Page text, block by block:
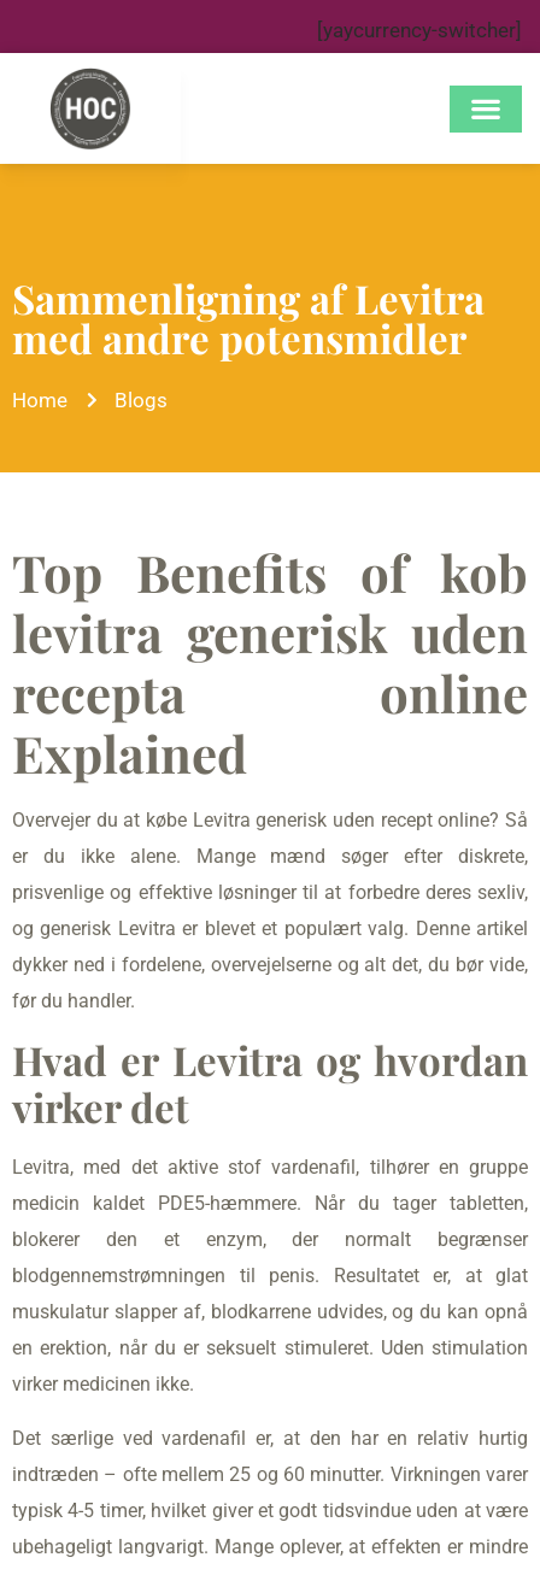
[yaycurrency-switcher]
Sammenligning af Levitra
med andre potensmidler
Home Blogs
Top Benefits of kob
levitra generisk uden
recepta online
Explained
Overvejer du at købe Levitra generisk uden recept online? Så
er du ikke alene. Mange mænd søger efter diskrete,
prisvenlige og effektive løsninger til at forbedre deres sexliv,
og generisk Levitra er blevet et populært valg. Denne artikel
dykker ned i fordelene, overvejelserne og alt det, du bør vide,
før du handler.
Hvad er Levitra og hvordan
virker det
Levitra, med det aktive stof vardenafil, tilhører en gruppe
medicin kaldet PDE5-hæmmere. Når du tager tabletten,
blokerer den et enzym, der normalt begrænser
blodgennemstrømningen til penis. Resultatet er, at glat
muskulatur slapper af, blodkarrene udvides, og du kan opnå
en erektion, når du er seksuelt stimuleret. Uden stimulation
virker medicinen ikke.
Det særlige ved vardenafil er, at den har en relativ hurtig
indtræden – ofte mellem 25 og 60 minutter. Virkningen varer
typisk 4-5 timer, hvilket giver et godt tidsvindue uden at være
ubehageligt langvarigt. Mange oplever, at effekten er mindre